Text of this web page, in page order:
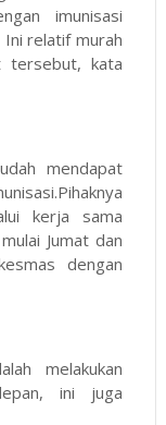
imunisasi
Ini relatif murah
tersebut, kata
mendapat
kerja sama
Jumat dan
dengan
melakukan
ini juga